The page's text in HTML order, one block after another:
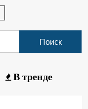
В тренде